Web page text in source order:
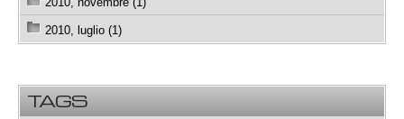
2010, luglio (1)
TAGS